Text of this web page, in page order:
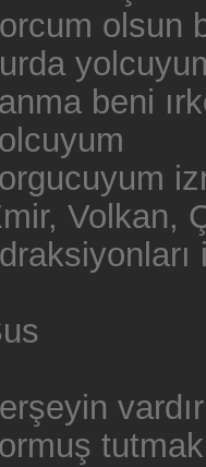
olsun
beni
Volkan,